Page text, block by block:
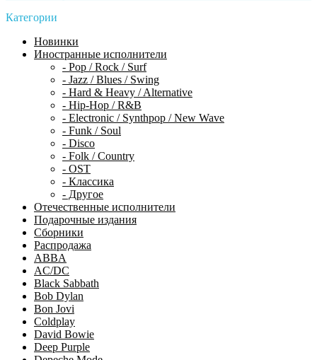
Категории
Новинки
Иностранные исполнители
- Pop / Rock / Surf
- Jazz / Blues / Swing
- Hard & Heavy / Alternative
- Hip-Hop / R&B
- Electronic / Synthpop / New Wave
- Funk / Soul
- Disco
- Folk / Country
- OST
- Классика
- Другое
Отечественные исполнители
Подарочные издания
Сборники
Распродажа
ABBA
AC/DC
Black Sabbath
Bob Dylan
Bon Jovi
Coldplay
David Bowie
Deep Purple